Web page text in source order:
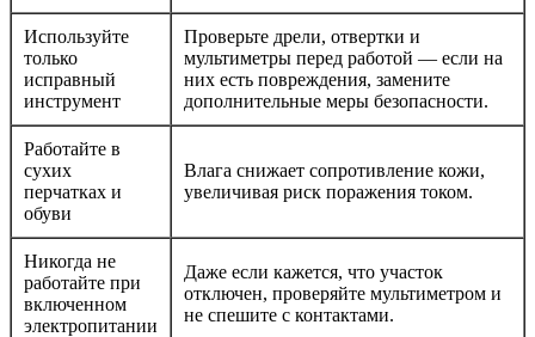
Используйте
только
исправный
инструмент
Проверьте дрели, отвертки и
мультиметры перед работой — если на
них есть повреждения, замените
дополнительные меры безопасности.
Работайте в
сухих
перчатках и
обуви
Влага снижает сопротивление кожи,
увеличивая риск поражения током.
Никогда не
работайте при
включенном
электропитании
Даже если кажется, что участок
отключен, проверяйте мультиметром и
не спешите с контактами.